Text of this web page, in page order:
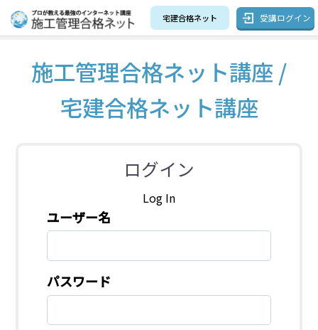
宅建合格ネット 受講ログイン
施工管理合格ネット講座 /
宅建合格ネット講座
ログイン
Log In
ユーザー名
パスワード